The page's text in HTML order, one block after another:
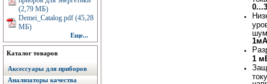
(2,79 МБ)
Demei_Catalog.pdf (45,28
МБ)
Еще...
Каталог товаров
Аксессуары для приборов
Анализаторы качества
0...3
1мА
1